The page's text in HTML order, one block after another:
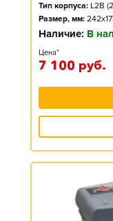
Тип корпуса: L2B
Размер, мм:
Наличие: В
Цена*
7 100 руб.